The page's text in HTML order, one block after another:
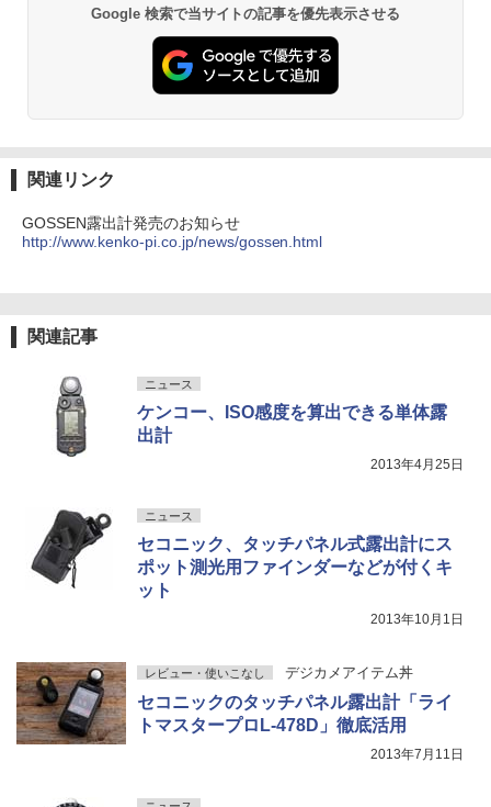
Google 検索で当サイトの記事を優先表示させる
関連リンク
GOSSEN露出計発売のお知らせ
http://www.kenko-pi.co.jp/news/gossen.html
関連記事
ニュース
ケンコー、ISO感度を算出できる単体露
出計
2013年4月25日
ニュース
セコニック、タッチパネル式露出計にス
ポット測光用ファインダーなどが付くキ
ット
2013年10月1日
レビュー・使いこなし デジカメアイテム丼
セコニックのタッチパネル露出計「ライ
トマスタープロL-478D」徹底活用
2013年7月11日